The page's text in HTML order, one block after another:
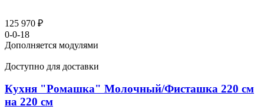
125 970 ₽
0-0-18
Дополняется модулями
Доступно для доставки
Кухня "Ромашка" Молочный/Фисташка 220 см
на 220 см